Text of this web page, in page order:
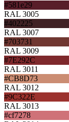
#581e29
RAL 3005
#402225
RAL 3007
#703731
RAL 3009
#7E292C
RAL 3011
#CB8D73
RAL 3012
#9C322E
RAL 3013
#cf7278